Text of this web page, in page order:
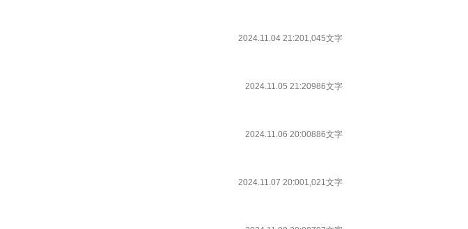
2024.11.04 21:201,045文字
2024.11.05 21:20986文字
2024.11.06 20:00886文字
2024.11.07 20:001,021文字